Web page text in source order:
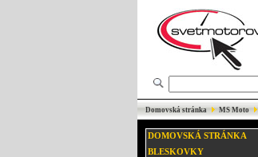
Domovská stránka MS Moto
DOMOVSKÁ STRÁNKA
BLESKOVKY